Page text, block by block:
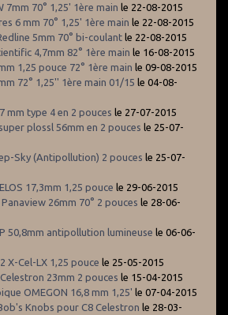
7mm 70° 1,25' 1ère main le 22-08-2015
6 mm 70° 1,25' 1ère main le 22-08-2015
5mm 70° bi-coulant le 22-08-2015
4,7mm 82° 1ère main le 16-08-2015
1,25 pouce 72° 1ère main le 09-08-2015
72° 1,25'' 1ère main 01/15 le 04-08-
mm type 4 en 2 pouces le 27-07-2015
plossl 56mm en 2 pouces le 25-07-
Sky (Antipollution) 2 pouces le 25-07-
17,3mm 1,25 pouce le 29-06-2015
26mm 70° 2 pouces le 28-06-
50,8mm antipollution lumineuse le 06-06-
X-Cel-LX 1,25 pouce le 25-05-2015
23mm 2 pouces le 15-04-2015
OMEGON 16,8 mm 1,25' le 07-04-2015
Knobs pour C8 Celestron le 28-03-